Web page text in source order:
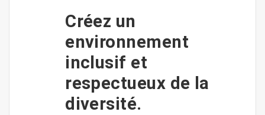
Créez un
environnement
inclusif et
respectueux de la
diversité.